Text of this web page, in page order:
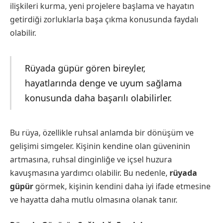
ilişkileri kurma, yeni projelere başlama ve hayatın
getirdiği zorluklarla başa çıkma konusunda faydalı
olabilir.
Rüyada güpür gören bireyler,
hayatlarında denge ve uyum sağlama
konusunda daha başarılı olabilirler.
Bu rüya, özellikle ruhsal anlamda bir dönüşüm ve
gelişimi simgeler. Kişinin kendine olan güveninin
artmasına, ruhsal dinginliğe ve içsel huzura
kavuşmasına yardımcı olabilir. Bu nedenle, rüyada
güpür görmek, kişinin kendini daha iyi ifade etmesine
ve hayatta daha mutlu olmasına olanak tanır.